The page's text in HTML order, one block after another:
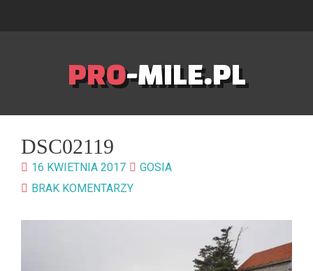
PRO-MILE.PL
DSC02119
16 KWIETNIA 2017
GOSIA
BRAK KOMENTARZY